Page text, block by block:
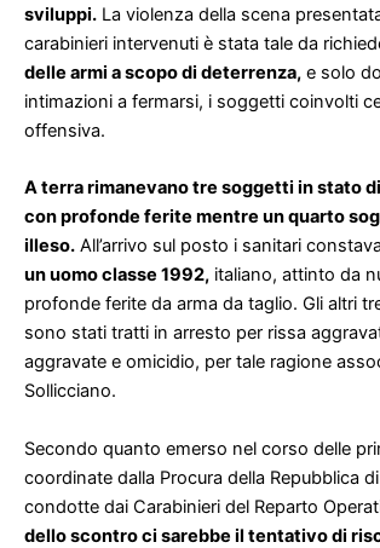
sviluppi. La violenza della scena
carabinieri intervenuti è stata tale da
delle armi a scopo di deterrenza, e solo
intimazioni a fermarsi, i soggetti coinvolti
offensiva.
A terra rimanevano tre soggetti in stato
con profonde ferite mentre un quarto
illeso. All’arrivo sul posto i sanitari
un uomo classe 1992, italiano, attinto da
profonde ferite da arma da taglio. Gli altri
sono stati tratti in arresto per rissa
aggravate e omicidio, per tale ragione
Sollicciano.
Secondo quanto emerso nel corso delle
coordinate dalla Procura della Repubblica
condotte dai Carabinieri del Reparto
dello scontro ci sarebbe il tentativo di